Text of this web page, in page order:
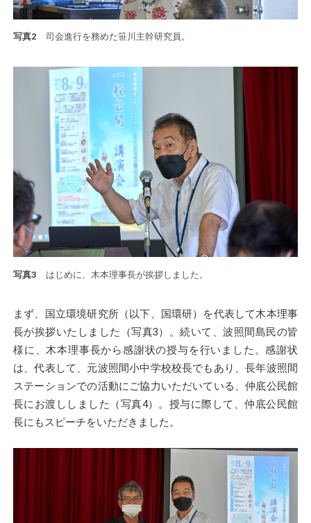
写真2 司会進行を務めた笹川主幹研究員。
写真3 はじめに、木本理事長が挨拶しました。
まず、国立環境研究所（以下、国環研）を代表して木本理事
長が挨拶いたしました（写真3）。続いて、波照間島民の皆
様に、木本理事長から感謝状の授与を行いました。感謝状
は、代表して、元波照間小中学校校長でもあり、長年波照間
ステーションでの活動にご協力いただいている、仲底公民館
長にお渡ししました（写真4）。授与に際して、仲底公民館
長にもスピーチをいただきました。